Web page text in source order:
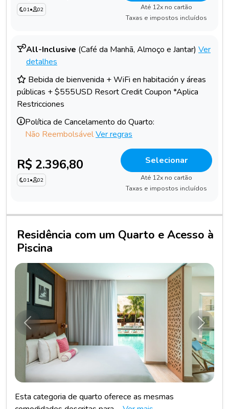
01• 02
Até 12x no cartão
Taxas e impostos incluídos
All-Inclusive (Café da Manhã, Almoço e Jantar) Ver
detalhes
Bebida de bienvenida + WiFi en habitación y áreas
públicas + $555USD Resort Credit Coupon *Aplica
Restricciones
Política de Cancelamento do Quarto:
Não ReembolsávelVer regras
R$ 2.396,80
01• 02
Selecionar
Até 12x no cartão
Taxas e impostos incluídos
Residência com um Quarto e Acesso à
Piscina
Anterior
Esta categoria de quarto oferece as mesmas